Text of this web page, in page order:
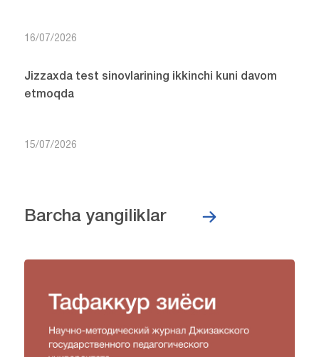
16/07/2026
Jizzaxda test sinovlarining ikkinchi kuni davom
etmoqda
15/07/2026
Barcha yangiliklar